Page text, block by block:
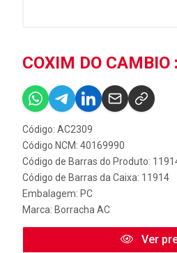
COXIM DO CAMBIO
Código: AC2309
Código NCM: 40169990
Código de Barras do Produto:
Código de Barras da Caixa: 11914
Embalagem: PC
Marca: Borracha AC
Ver